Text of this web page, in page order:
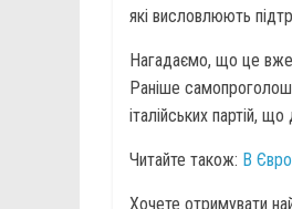
які висловлюють
Нагадаємо, що це вже
Раніше
італійських партій,
Читайте також: В
Хочете отримувати